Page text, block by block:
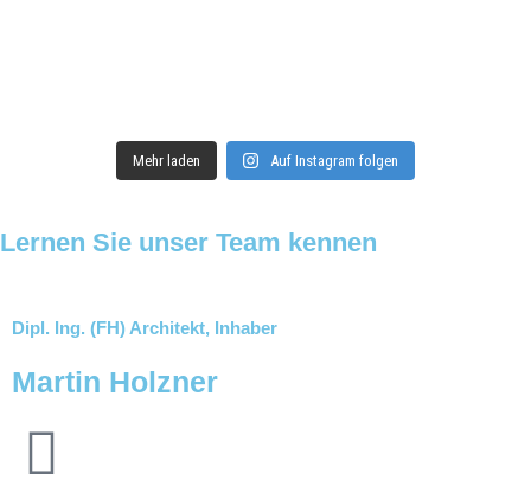
Mehr laden Auf Instagram folgen
Lernen Sie unser Team kennen
Dipl. Ing. (FH) Architekt, Inhaber
Martin Holzner